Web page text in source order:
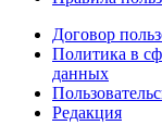
Договор
Политика в
данных
Редакция